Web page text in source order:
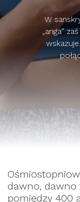
W
„anga”
dawno, dawno
pomiędzy 400